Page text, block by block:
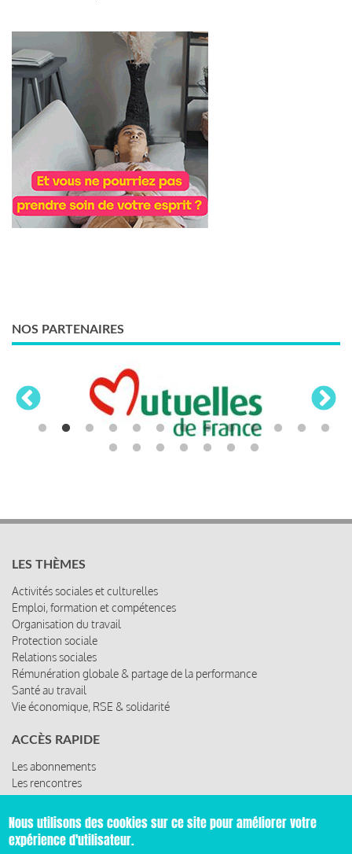
NOS PARTENAIRES
LES THÈMES
Activités sociales et culturelles
Emploi, formation et compétences
Organisation du travail
Protection sociale
Relations sociales
Rémunération globale & partage de la performance
Santé au travail
Vie économique, RSE & solidarité
ACCÈS RAPIDE
Les abonnements
Les rencontres
Les ressources
Nous utilisons des cookies sur ce site pour améliorer votre
expérience d'utilisateur.